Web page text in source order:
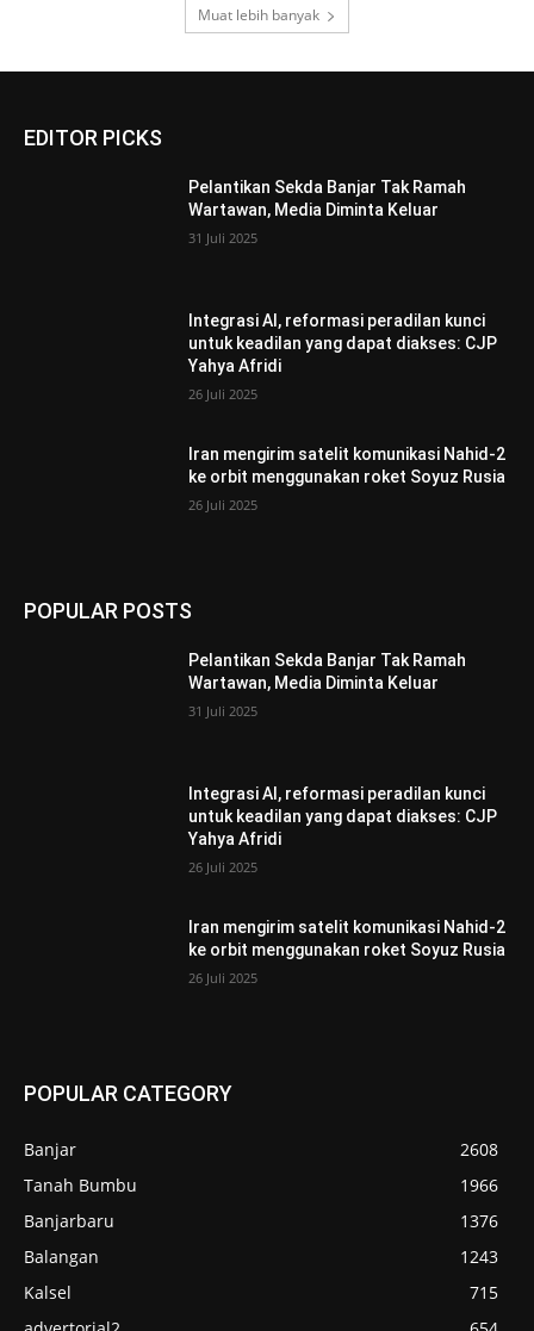
Muat lebih banyak
EDITOR PICKS
Pelantikan Sekda Banjar Tak Ramah
Wartawan, Media Diminta Keluar
31 Juli 2025
Integrasi AI, reformasi peradilan kunci
untuk keadilan yang dapat diakses: CJP
Yahya Afridi
26 Juli 2025
Iran mengirim satelit komunikasi Nahid-2
ke orbit menggunakan roket Soyuz Rusia
26 Juli 2025
POPULAR POSTS
Pelantikan Sekda Banjar Tak Ramah
Wartawan, Media Diminta Keluar
31 Juli 2025
Integrasi AI, reformasi peradilan kunci
untuk keadilan yang dapat diakses: CJP
Yahya Afridi
26 Juli 2025
Iran mengirim satelit komunikasi Nahid-2
ke orbit menggunakan roket Soyuz Rusia
26 Juli 2025
POPULAR CATEGORY
Banjar
2608
Tanah Bumbu
1966
Banjarbaru
1376
Balangan
1243
Kalsel
715